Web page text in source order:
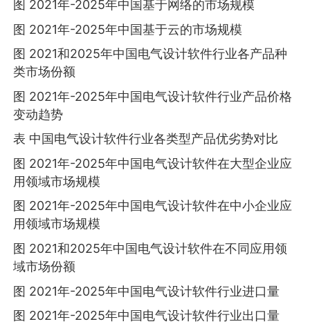
图 2021年-2025年中国基于网络的市场规模
图 2021年-2025年中国基于云的市场规模
图 2021和2025年中国电气设计软件行业各产品种
类市场份额
图 2021年-2025年中国电气设计软件行业产品价格
变动趋势
表 中国电气设计软件行业各类型产品优劣势对比
图 2021年-2025年中国电气设计软件在大型企业应
用领域市场规模
图 2021年-2025年中国电气设计软件在中小企业应
用领域市场规模
图 2021和2025年中国电气设计软件在不同应用领
域市场份额
图 2021年-2025年中国电气设计软件行业进口量
图 2021年-2025年中国电气设计软件行业出口量